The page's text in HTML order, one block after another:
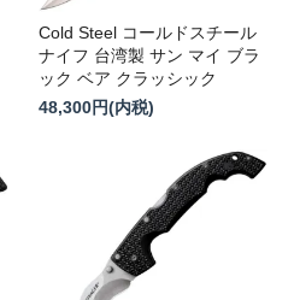
Cold Steel コールドスチール
ナイフ 台湾製 サン マイ ブラ
ック ベア クラッシック
48,300円(内税)